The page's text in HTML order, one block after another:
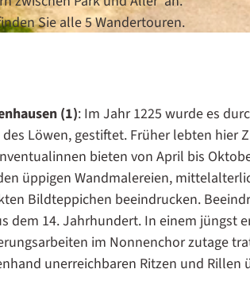
d
l
l
e
r
Sie alle 5 Wandertouren.
(1): Im Jahr 1225 wurde es
Löwen, gestiftet. Früher lebten hier
bieten von April bis
üppigen Wandmalereien,
Bildteppichen beeindrucken.
dem 14. Jahrhundert. In einem jüngst
im Nonnenchor zutage
unerreichbaren Ritzen und Rillen